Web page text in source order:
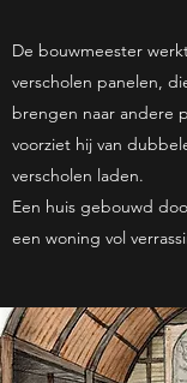
De bouwmeester
verscholen panelen,
brengen naar andere
voorziet hij van
verscholen laden.
Een huis gebouwd
een woning vol